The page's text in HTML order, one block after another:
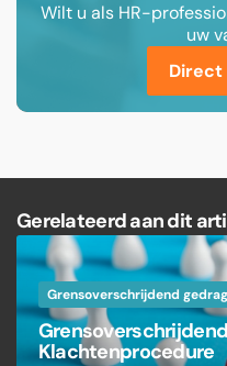
Wilt u als HR-
uw
Direct
Gerelateerd aan dit
Grensoverschrijdend gedrag
Klachtenprocedure